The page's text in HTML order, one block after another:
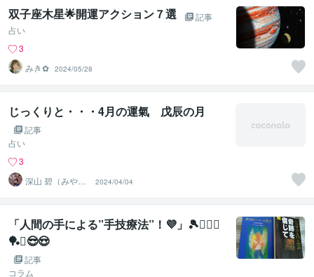
双子座木星🌟開運アクション７選
記事
占い
3
みき✿ 2024/05/28
じっくりと・・・4月の運氣 戊辰の月
記事
占い
3
深山 碧（みやま
あおい）
2024/04/04
「人間の手による”手技療法”！💜」🎾🚴‍♀️⚔️
🏓⛳😎😍
記事
コラム